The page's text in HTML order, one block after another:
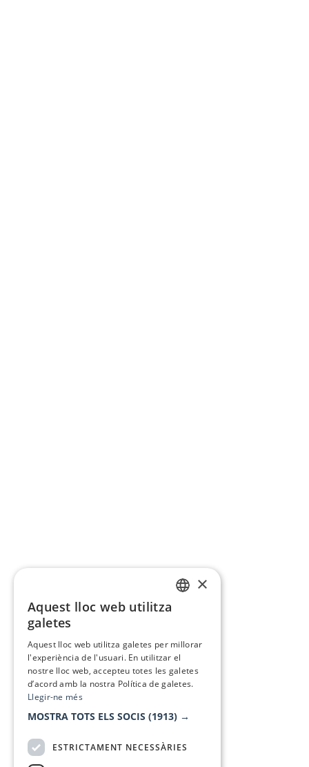
×
Aquest lloc web utilitza
galetes
Aquest lloc web utilitza galetes per millorar
l'experiència de l'usuari. En utilitzar el
nostre lloc web, accepteu totes les galetes
d’acord amb la nostra Política de galetes.
Llegir-ne més
MOSTRA TOTS ELS SOCIS (1913) →
ESTRICTAMENT NECESSÀRIES